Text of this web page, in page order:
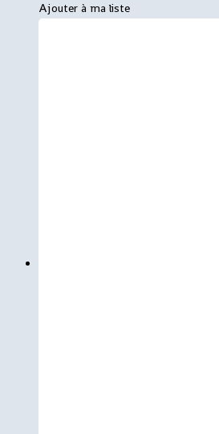
Ajouter à ma liste